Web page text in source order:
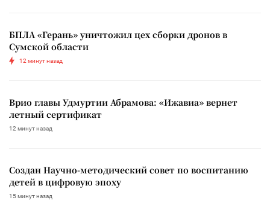
БПЛА «Герань» уничтожил цех сборки дронов в
Сумской области
12 минут назад
Врио главы Удмуртии Абрамова: «Ижавиа» вернет
летный сертификат
12 минут назад
Создан Научно-методический совет по воспитанию
детей в цифровую эпоху
15 минут назад